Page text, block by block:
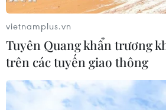
vietnamplus.vn
Tuyên Quang khẩn trương
trên các tuyến giao thông